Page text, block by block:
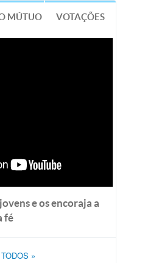
MÚTUO VOTAÇÕES
e os encoraja a
fé
»